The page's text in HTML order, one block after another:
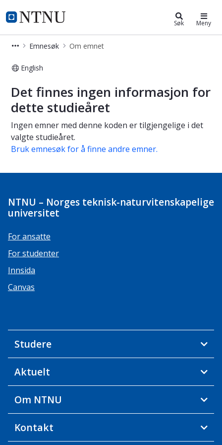
NTNU Hjemmeside
Studier Søk Meny
Emnesøk Om emnet
English
Om emnet
Det finnes ingen informasjon for
dette studieåret
Ingen emner med denne koden er tilgjengelige i det
valgte studieåret.
Bruk emnesøk for å finne andre emner.
NTNU – Norges teknisk-naturvitenskapelige
universitet
For ansatte
For studenter
Innsida
Canvas
Studere
Aktuelt
Om NTNU
Kontakt